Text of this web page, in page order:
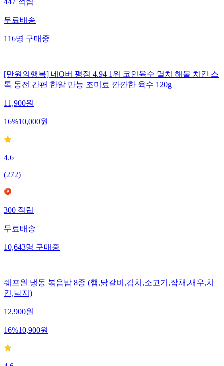
447적립
무료배송
116명구매중
[만원의행복] 네O버 평점 4.94 1위 코인육수 멸치 해물 치킨 스
톡 동전 간편 한알 만능 조미료 깐깐한 육수 120g
11,900원
16%10,000원
4.6
(272)
300적립
무료배송
10,643명구매중
쉐프원 냉동 볶음밥 8종 (햄,닭갈비,김치,소고기,잡채,새우,치
킨,낙지)
12,900원
16%10,900원